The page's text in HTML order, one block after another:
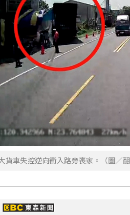
貨車失控逆向衝入路旁喪家。（圖／翻